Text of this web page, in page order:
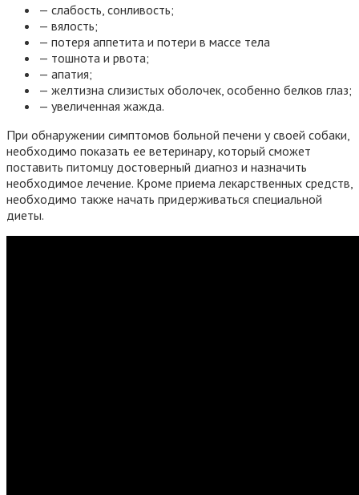
— слабость, сонливость;
— вялость;
— потеря аппетита и потери в массе тела
— тошнота и рвота;
— апатия;
— желтизна слизистых оболочек, особенно белков глаз;
— увеличенная жажда.
При обнаружении симптомов больной печени у своей собаки,
необходимо показать ее ветеринару, который сможет
поставить питомцу достоверный диагноз и назначить
необходимое лечение. Кроме приема лекарственных средств,
необходимо также начать придерживаться специальной
диеты.